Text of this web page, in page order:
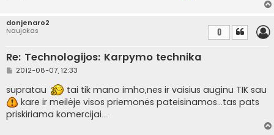
donjenaro2
Naujokas
Re: Technologijos: Karpymo technika
0
S
n
d
a
r
2012-08-07, 12:33
supratau
tai tik mano imho,nes ir vaisius auginu TIK sau
kare ir meilėje visos priemonės pateisinamos...tas pats
priskiriama komercijai....